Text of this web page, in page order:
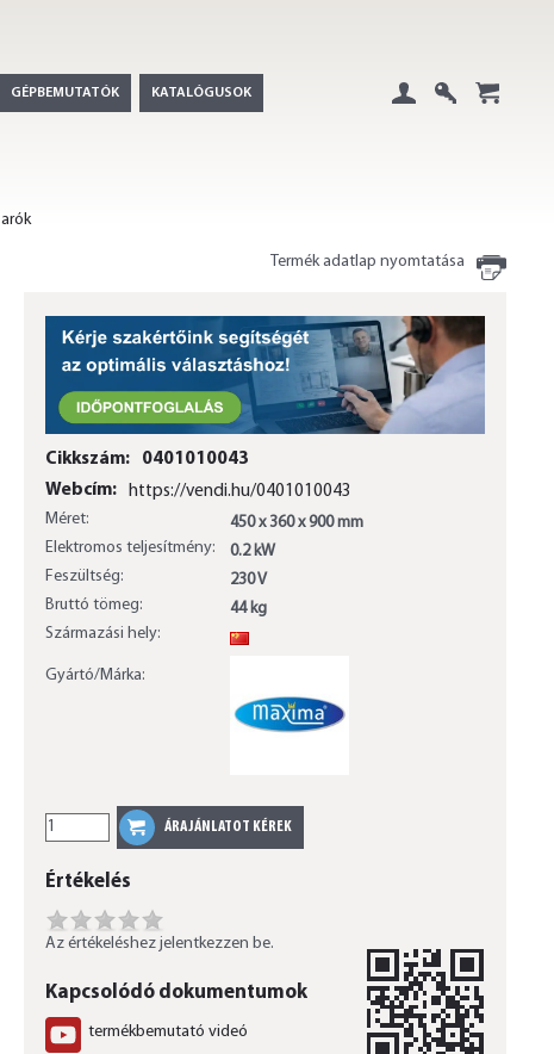
GÉPBEMUTATÓK KATALÓGUSOK
Termék adatlap nyomtatása
Cikkszám:
0401010043
Webcím:
https://vendi.hu/0401010043
Méret:
450 x 360 x 900 mm
Elektromos teljesítmény:
0.2 kW
Feszültség:
230 V
Bruttó tömeg:
44 kg
Származási hely:
Gyártó/Márka:
Értékelés
Az értékeléshez jelentkezzen be.
Kapcsolódó dokumentumok
termékbemutató videó